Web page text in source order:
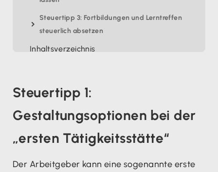
Steuertipp 3: Fortbildungen und Lerntreffen
steuerlich absetzen
Inhaltsverzeichnis
Steuertipp 1:
Gestaltungsoptionen bei der
„ersten Tätigkeitsstätte“
Der Arbeitgeber kann eine sogenannte erste